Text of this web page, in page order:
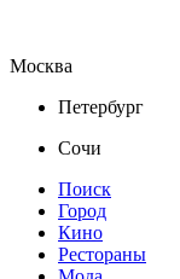
Москва
Петербург
Сочи
Поиск
Город
Кино
Рестораны